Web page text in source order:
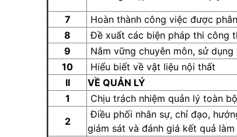
7
Hoàn thành công việc được
8
Đề xuất các biện pháp thi công
9
Nắm vững chuyên môn, sử
10
Hiểu biết về vật liệu nội thất
II
VỀ QUẢN LÝ
1
Chịu trách nhiệm quản lý toàn
2
Điều phối nhân sự, chỉ đạo,
giám sát và đánh giá kết quả